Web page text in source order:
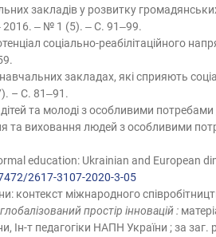
закладів у розвитку
‒ 2016. ‒ № 1 (5). ‒ С. 91‒99.
соціально-реабілітаційного
закладах, які сприяють
– С. 81‒91.
та молоді з особливими потребами
та виховання людей з особливими
education: Ukrainian and European
2617-3107-2020-3-05
контекст міжнародного
простір інновацій :
т педагогіки НАПН України ; за заг.